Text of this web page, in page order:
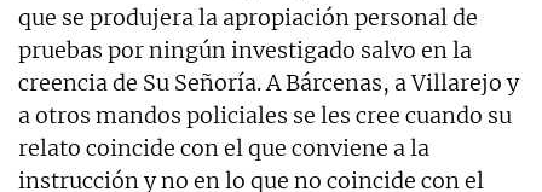
que se produjera la apropiación personal de
pruebas por ningún investigado salvo en la
creencia de Su Señoría. A Bárcenas, a Villarejo y
a otros mandos policiales se les cree cuando su
relato coincide con el que conviene a la
instrucción y no en lo que no coincide con el